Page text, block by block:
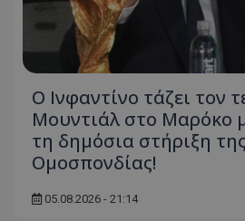
Ο Ινφαντίνο τάζει τον
Μουντιάλ στο Μαρόκο
τη δημόσια στήριξη της
Ομοσπονδίας!
05.08.2026 - 21:14